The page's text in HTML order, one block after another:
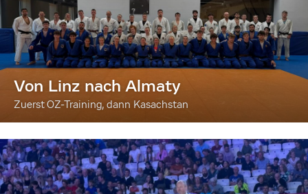
Von Linz nach Almaty
Zuerst OZ-Training, dann Kasachstan